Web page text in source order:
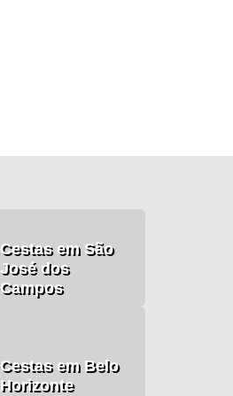
Cestas em São
José dos
Campos
Cestas em Belo
Horizonte